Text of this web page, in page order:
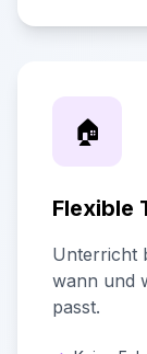
🏠
Flexible
Unterricht
wann und
passt.